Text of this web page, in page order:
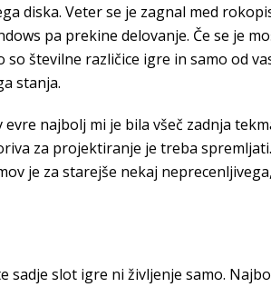
diska. Veter se je zagnal med
pa prekine delovanje. Če se je
številne različice igre in samo od
stanja.
najbolj mi je bila všeč zadnja
za projektiranje je treba
je za starejše nekaj
slot igre ni življenje samo.